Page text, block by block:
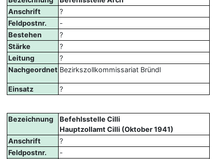
Anschrift
?
Feldpostnr.
-
Bestehen
?
Stärke
?
Leitung
?
Nachgeordnet Bezirkszollkommissariat Bründl
Einsatz ?
Bezeichnung
Befehlsstelle Cilli
Hauptzollamt Cilli (Oktober 1941)
Anschrift
?
Feldpostnr.
-